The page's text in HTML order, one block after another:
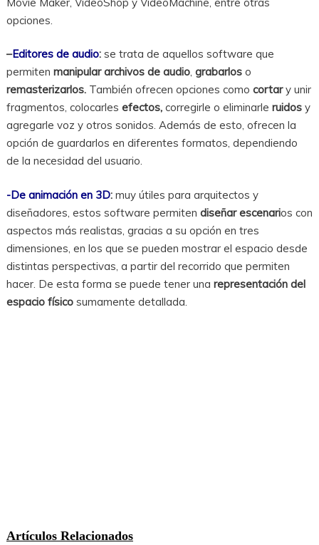
opciones.
–Editores de audio: se trata de aquellos software que
permiten manipular archivos de audio, grabarloso
remasterizarlos.También ofrecen opciones como cortary unir
fragmentos, colocarles efectos,corregirle o eliminarle ruidosy
agregarle voz y otros sonidos. Además de esto, ofrecen la
opción de guardarlos en diferentes formatos, dependiendo
de la necesidad del usuario.
-De animación en 3D:muy útiles para arquitectos y
diseñadores, estos software permiten diseñar escenarios con
aspectos más realistas, gracias a su opción en tres
dimensiones, en los que se pueden mostrar el espacio desde
distintas perspectivas, a partir del recorrido que permiten
hacer. De esta forma se puede tener una representación del
espacio físicosumamente detallada.
Artículos Relacionados